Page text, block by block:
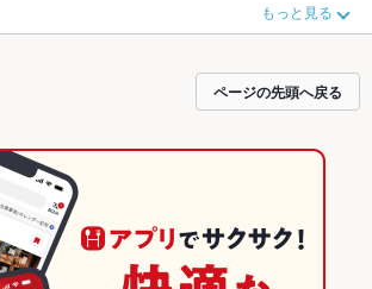
といくつかあります。麹町では高級グルメからリーズ
しめます。伝統的なグランメゾンを歴史に彩られた華
タリアン、カフェなども多くあります。ビジネスマン
しておりジャンルも価格も選択の幅が広く充実してい
帯が高めの設定のお店でもランチだとぐっと安心でき
さんも昼間はぐっと間口を広げて歓迎してくれます。
う麹町ならではの多国籍な食材が揃うスーパーや雑貨
つ。またそんな街だからこそ「日本」を感じることが
です。麹町でおすすめの料理ジャンルカフェ・スイー
チ、ステーキ・ハンバーグ で絞り込んだり、予算やこ
、シーンや気分に合ったお店がサクサク探せます。ご
もっと見る
ページの先頭へ戻る